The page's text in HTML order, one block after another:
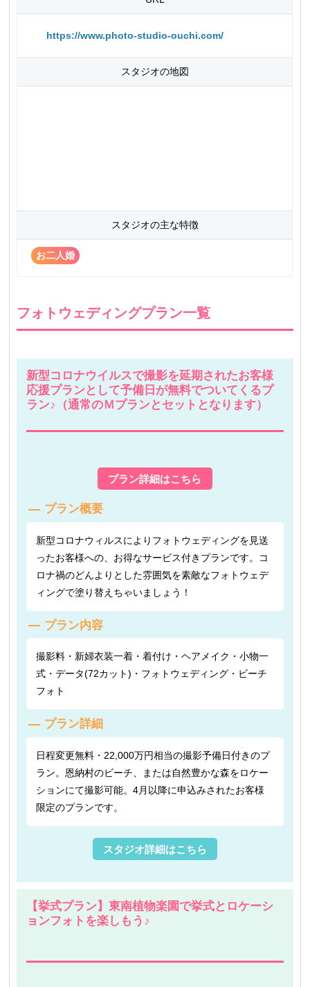
https://www.photo-studio-ouchi.com/
スタジオの地図
スタジオの主な特徴
お二人婚
フォトウェディングプラン一覧
新型コロナウイルスで撮影を延期されたお客様
応援プランとして予備日が無料でついてくるプ
ラン♪（通常のＭプランとセットとなります）
プラン詳細はこちら
プラン概要
新型コロナウィルスによりフォトウェディングを見送
ったお客様への、お得なサービス付きプランです。コ
ロナ禍のどんよりとした雰囲気を素敵なフォトウェデ
ィングで塗り替えちゃいましょう！
プラン内容
撮影料・新婦衣装一着・着付け・ヘアメイク・小物一
式・データ(72カット)・フォトウェディング・ビーチ
フォト
プラン詳細
日程変更無料・22,000万円相当の撮影予備日付きのプ
ラン。恩納村のビーチ、または自然豊かな森をロケー
ションにて撮影可能。4月以降に申込みされたお客様
限定のプランです。
スタジオ詳細はこちら
【挙式プラン】東南植物楽園で挙式とロケーシ
ョンフォトを楽しもう♪